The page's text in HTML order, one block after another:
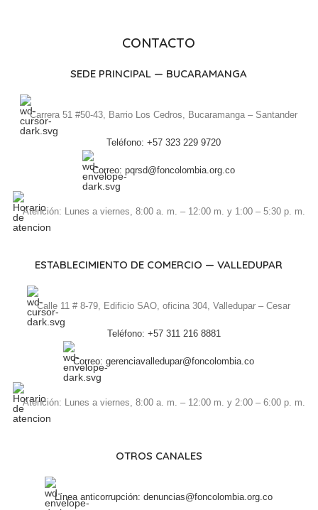
CONTACTO
SEDE PRINCIPAL — BUCARAMANGA
Carrera 51 #50-43, Barrio Los Cedros, Bucaramanga – Santander
Teléfono: +57 323 229 9720
Correo: pqrsd@foncolombia.org.co
Atención: Lunes a viernes, 8:00 a. m. – 12:00 m. y 1:00 – 5:30 p. m.
ESTABLECIMIENTO DE COMERCIO — VALLEDUPAR
Calle 11 # 8-79, Edificio SAO, oficina 304, Valledupar – Cesar
Teléfono: +57 311 216 8881
Correo: gerenciavalledupar@foncolombia.co
Atención: Lunes a viernes, 8:00 a. m. – 12:00 m. y 2:00 – 6:00 p. m.
OTROS CANALES
Línea anticorrupción: denuncias@foncolombia.org.co